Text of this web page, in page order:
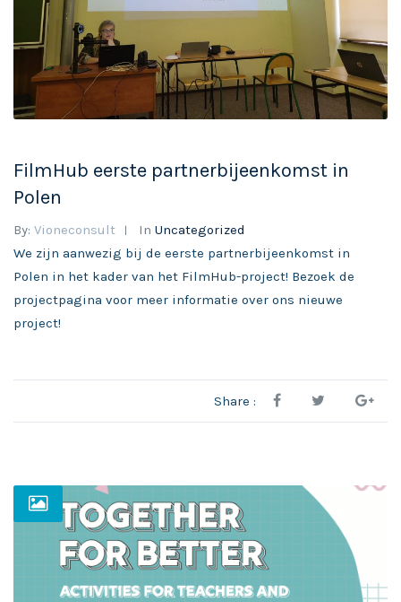
FilmHub eerste partnerbijeenkomst in
Polen
By: Vioneconsult In Uncategorized
We zijn aanwezig bij de eerste partnerbijeenkomst in
Polen in het kader van het FilmHub-project! Bezoek de
projectpagina voor meer informatie over ons nieuwe
project!
Share :